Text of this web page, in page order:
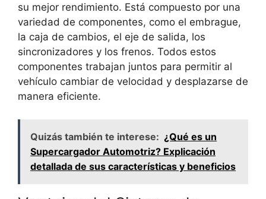
su mejor rendimiento. Está compuesto por una
variedad de componentes, como el embrague,
la caja de cambios, el eje de salida, los
sincronizadores y los frenos. Todos estos
componentes trabajan juntos para permitir al
vehículo cambiar de velocidad y desplazarse de
manera eficiente.
Quizás también te interese: ¿Qué es un
Supercargador Automotriz? Explicación
detallada de sus características y beneficios